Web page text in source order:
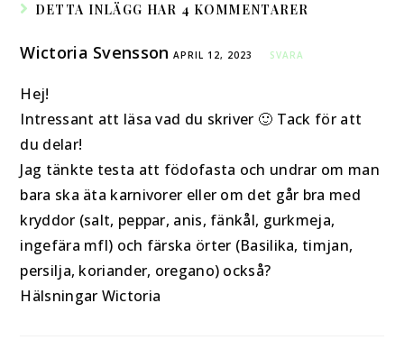
DETTA INLÄGG HAR 4 KOMMENTARER
Wictoria Svensson APRIL 12, 2023 SVARA
Hej!
Intressant att läsa vad du skriver 🙂 Tack för att
du delar!
Jag tänkte testa att födofasta och undrar om man
bara ska äta karnivorer eller om det går bra med
kryddor (salt, peppar, anis, fänkål, gurkmeja,
ingefära mfl) och färska örter (Basilika, timjan,
persilja, koriander, oregano) också?
Hälsningar Wictoria